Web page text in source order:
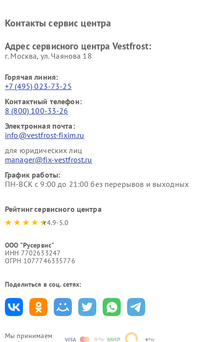
Мы принимаем
Vestfrost
Контакты сервис центра
Адрес сервисного центра Vestfrost:
г. Москва, ул. Чаянова 18
Горячая линия:
+7 (495) 023-73-25
Контактный телефон:
8 (800) 100-33-26
Электронная почта:
info@vestfrost-fixim.ru
для юридических лиц
manager@fix-vestfrost.ru
График работы:
ПН-ВСК с 9:00 до 21:00 без перерывов и выходных
Рейтинг сервисного центра
4.9-5.0
ООО "Русервис"
ИНН 7702633247
ОГРН 1077746335776
Поделиться в соц. сетях: